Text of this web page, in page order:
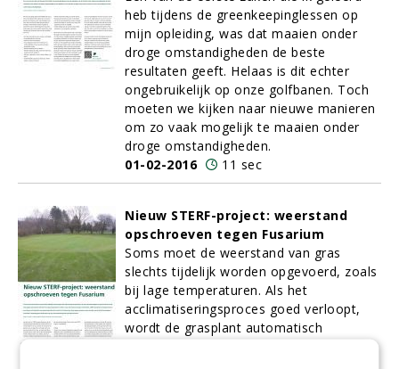
heb tijdens de greenkeepinglessen op
mijn opleiding, was dat maaien onder
droge omstandigheden de beste
resultaten geeft. Helaas is dit echter
ongebruikelijk op onze golfbanen. Toch
moeten we kijken naar nieuwe manieren
om zo vaak mogelijk te maaien onder
droge omstandigheden.
01-02-2016
11 sec
Nieuw STERF-project: weerstand
opschroeven tegen Fusarium
Soms moet de weerstand van gras
slechts tijdelijk worden opgevoerd, zoals
bij lage temperaturen. Als het
acclimatiseringsproces goed verloopt,
wordt de grasplant automatisch